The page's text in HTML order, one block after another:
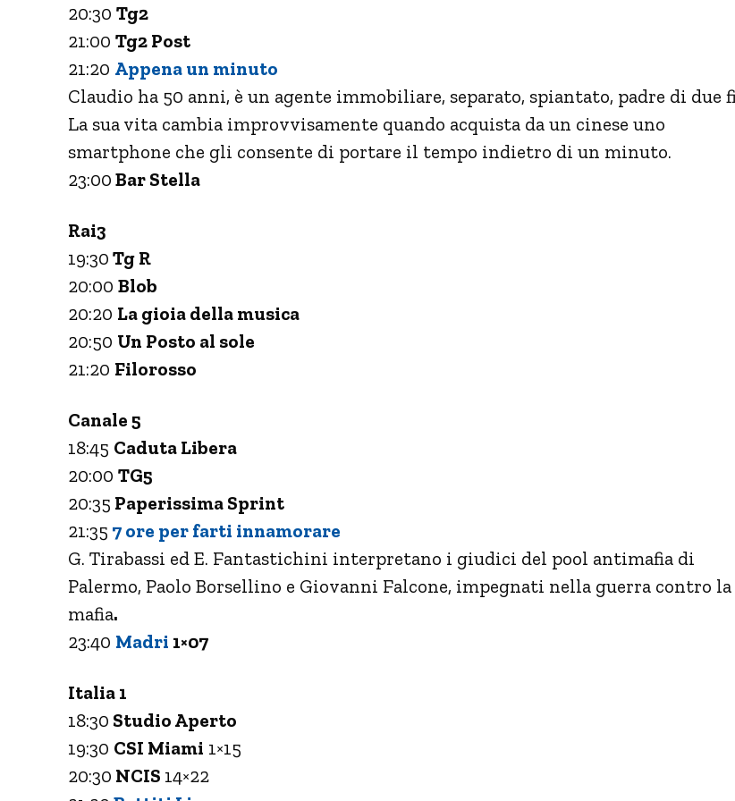
20:30 Tg2
21:00 Tg2 Post
21:20 Appena un minuto
Claudio ha 50 anni, è un agente immobiliare, separato, spiantato, padre di due
La sua vita cambia improvvisamente quando acquista da un cinese uno
smartphone che gli consente di portare il tempo indietro di un minuto.
23:00 Bar Stella
Rai3
19:30 Tg R
20:00 Blob
20:20 La gioia della musica
20:50 Un Posto al sole
21:20 Filorosso
Canale 5
18:45 Caduta Libera
20:00 TG5
20:35 Paperissima Sprint
21:35 7 ore per farti innamorare
G. Tirabassi ed E. Fantastichini interpretano i giudici del pool antimafia di
Palermo, Paolo Borsellino e Giovanni Falcone, impegnati nella guerra contro la
mafia.
23:40 Madri 1×07
Italia 1
18:30 Studio Aperto
19:30 CSI Miami 1×15
20:30 NCIS 14×22